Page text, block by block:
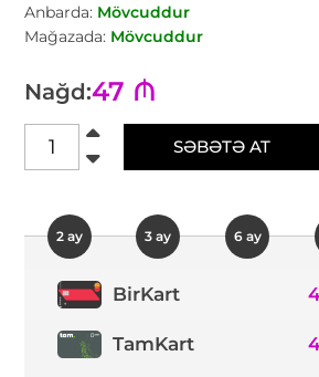
Anbarda: Mövcuddur
Mağazada: Mövcuddur
Nağd:47 ₼
SƏBƏTƏ AT
2 ay 3 ay 6 ay
BirKart
TamKart